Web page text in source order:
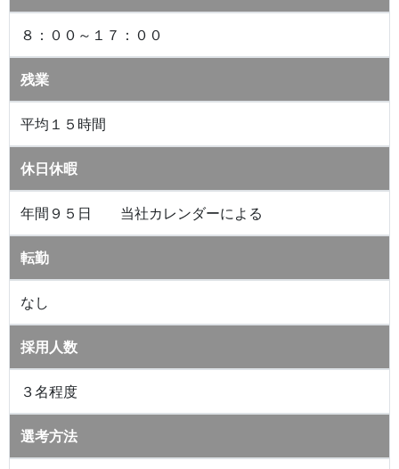
８：００～１７：００
残業
平均１５時間
休日休暇
年間９５日 当社カレンダーによる
転勤
なし
採用人数
３名程度
選考方法